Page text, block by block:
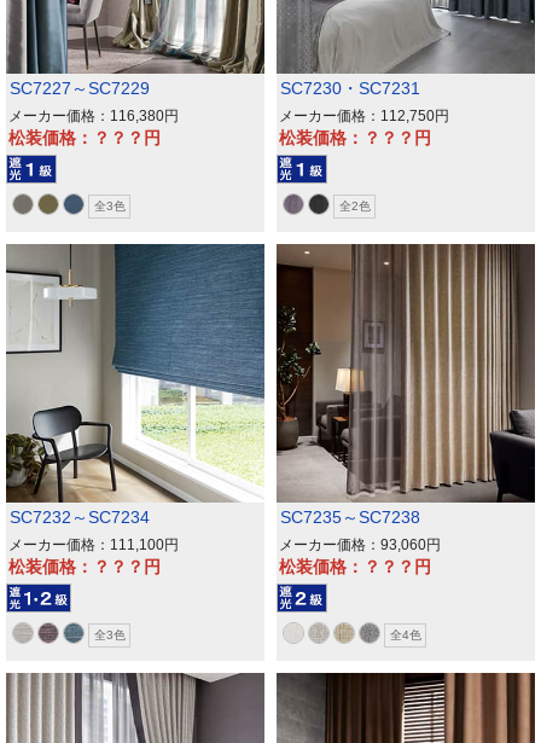
SC7227～SC7229
メーカー価格：116,380
松装価格：？？？
全3色
SC7230・SC7231
メーカー価格：112,750
松装価格：？？？
全2色
SC7232～SC7234
メーカー価格：111,100
松装価格：？？？
全3色
SC7235～SC7238
メーカー価格：93,060
松装価格：？？？
全4色